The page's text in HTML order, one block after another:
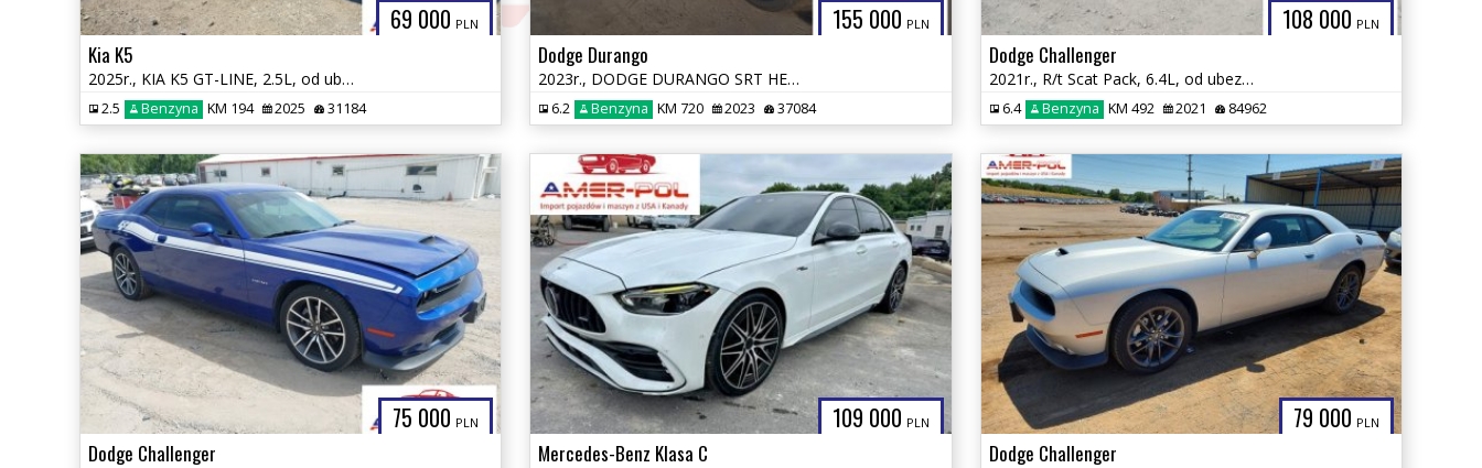
69 000 PLN
Kia K5
2025r., KIA K5 GT-LINE, 2.5L, od ubezpieczalni
2.5 Benzyna KM 194 2025 31184
155 000 PLN
Dodge Durango
2023r., DODGE DURANGO SRT HELLCAT PREMIUM AWD, 6.2L, od ubezpieczalni
6.2 Benzyna KM 720 2023 37084
108 000 PLN
Dodge Challenger
2021r., R/t Scat Pack, 6.4L, od ubezpieczalni
6.4 Benzyna KM 492 2021 84962
75 000 PLN
Dodge Challenger
109 000 PLN
Mercedes-Benz Klasa C
79 000 PLN
Dodge Challenger